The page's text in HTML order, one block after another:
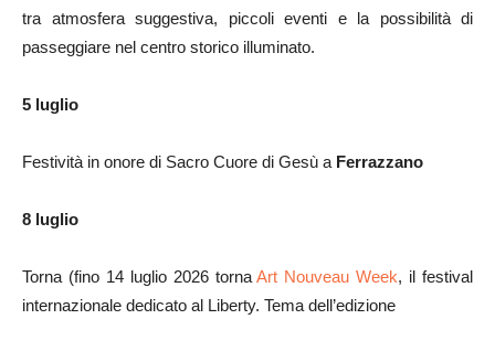
tra atmosfera suggestiva, piccoli eventi e la possibilità di
passeggiare nel centro storico illuminato.
5 luglio
Festività in onore di Sacro Cuore di Gesù a Ferrazzano
8 luglio
Torna (fino 14 luglio 2026 tornaArt Nouveau Week, il festival
internazionale dedicato al Liberty. Tema dell’edizione